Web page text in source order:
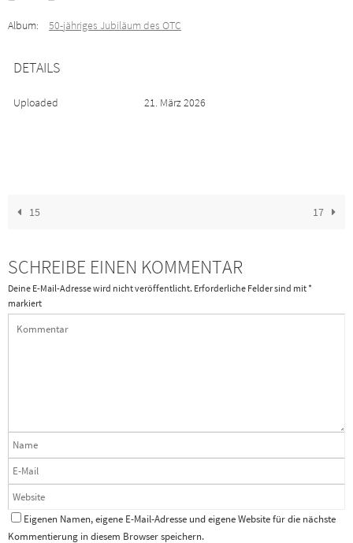
Album: 50-jähriges Jubiläum des OTC
DETAILS
Uploaded 21. März 2026
15 17
SCHREIBE EINEN KOMMENTAR
Deine E-Mail-Adresse wird nicht veröffentlicht. Erforderliche Felder sind mit*
markiert
Eigenen Namen, eigene E-Mail-Adresse und eigene Website für die nächste
Kommentierung in diesem Browser speichern.